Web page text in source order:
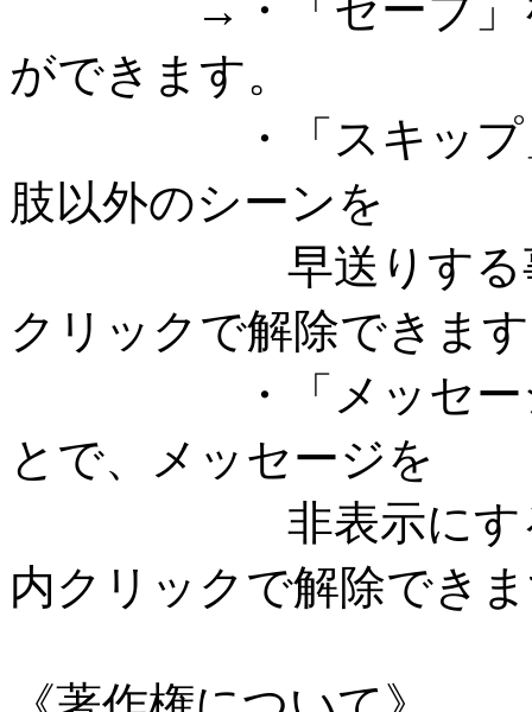
ができます。
・「スキップ」を
肢以外のシーンを
早送りする事が
クリックで解除できま
・「メッセージを
とで、メッセージを
非表示にする事
内クリックで解除でき